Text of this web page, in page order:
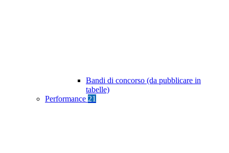
Bandi di concorso (da pubblicare in
tabelle)
Performance 21